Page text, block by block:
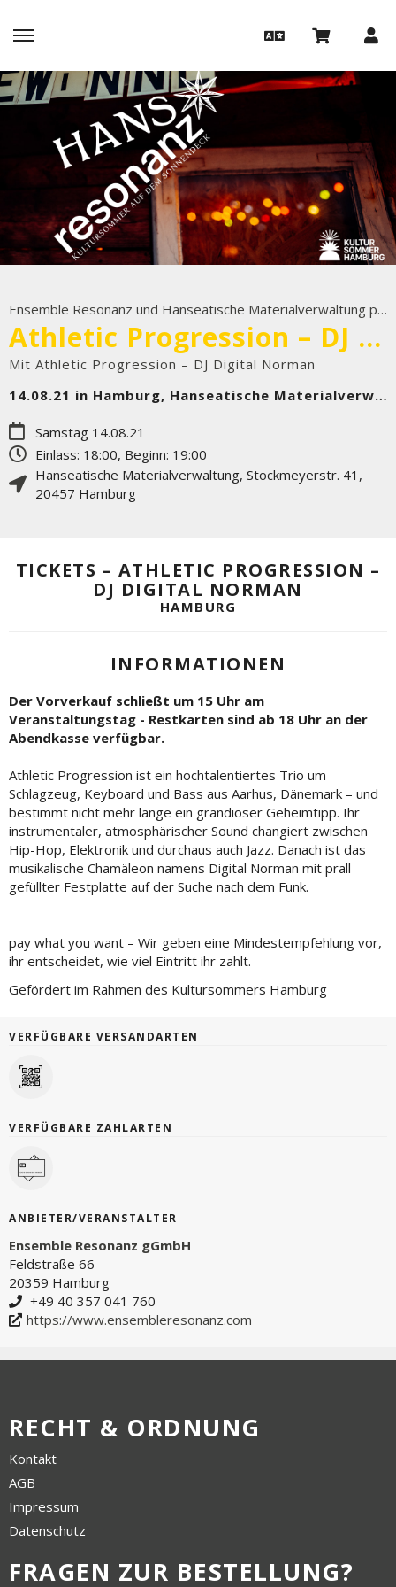
Ensemble Resonanz und Hanseatische Materialverwaltung präsentieren
Athletic Progression – DJ Digital Norman
Mit Athletic Progression – DJ Digital Norman
14.08.21 in Hamburg, Hanseatische Materialverwaltung
Samstag 14.08.21
Einlass: 18:00, Beginn: 19:00
Hanseatische Materialverwaltung, Stockmeyerstr. 41 ,
20457 Hamburg
TICKETS – ATHLETIC PROGRESSION –
DJ DIGITAL NORMAN
HAMBURG
INFORMATIONEN
Der Vorverkauf schließt um 15 Uhr am
Veranstaltungstag - Restkarten sind ab 18 Uhr an der
Abendkasse verfügbar.
Athletic Progression ist ein hochtalentiertes Trio um
Schlagzeug, Keyboard und Bass aus Aarhus, Dänemark – und
bestimmt nicht mehr lange ein grandioser Geheimtipp. Ihr
instrumentaler, atmosphärischer Sound changiert zwischen
Hip-Hop, Elektronik und durchaus auch Jazz. Danach ist das
musikalische Chamäleon namens Digital Norman mit prall
gefüllter Festplatte auf der Suche nach dem Funk.
pay what you want – Wir geben eine Mindestempfehlung vor,
ihr entscheidet, wie viel Eintritt ihr zahlt.
Gefördert im Rahmen des Kultursommers Hamburg
VERFÜGBARE VERSANDARTEN
VERFÜGBARE ZAHLARTEN
ANBIETER/VERANSTALTER
Ensemble Resonanz gGmbH
Feldstraße 66
20359 Hamburg
+49 40 357 041 760
https://www.ensembleresonanz.com
RECHT & ORDNUNG
Kontakt
AGB
Impressum
Datenschutz
FRAGEN ZUR BESTELLUNG?